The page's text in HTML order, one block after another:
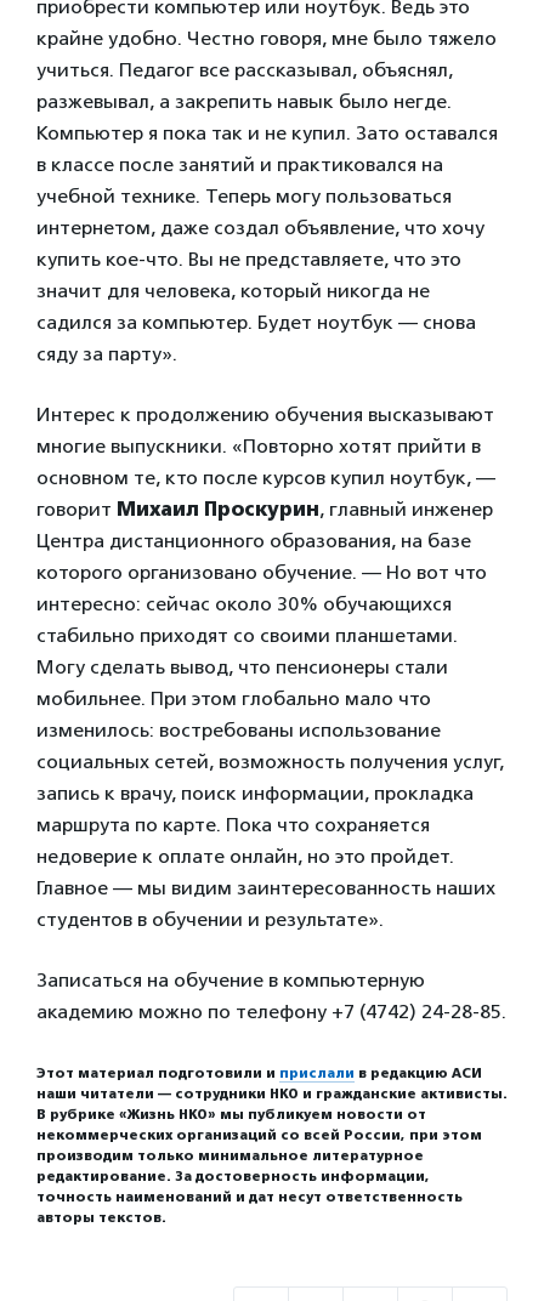
приобрести компьютер или ноутбук. Ведь это
крайне удобно. Честно говоря, мне было тяжело
учиться. Педагог все рассказывал, объяснял,
разжевывал, а закрепить навык было негде.
Компьютер я пока так и не купил. Зато оставался
в классе после занятий и практиковался на
учебной технике. Теперь могу пользоваться
интернетом, даже создал объявление, что хочу
купить кое-что. Вы не представляете, что это
значит для человека, который никогда не
садился за компьютер. Будет ноутбук — снова
сяду за парту».
Интерес к продолжению обучения высказывают
многие выпускники. «Повторно хотят прийти в
основном те, кто после курсов купил ноутбук, —
говорит Михаил Проскурин, главный инженер
Центра дистанционного образования, на базе
которого организовано обучение. — Но вот что
интересно: сейчас около 30% обучающихся
стабильно приходят со своими планшетами.
Могу сделать вывод, что пенсионеры стали
мобильнее. При этом глобально мало что
изменилось: востребованы использование
социальных сетей, возможность получения услуг,
запись к врачу, поиск информации, прокладка
маршрута по карте. Пока что сохраняется
недоверие к оплате онлайн, но это пройдет.
Главное — мы видим заинтересованность наших
студентов в обучении и результате».
Записаться на обучение в компьютерную
академию можно по телефону +7 (4742) 24-28-85.
Этот материал подготовили и прислали в редакцию АСИ
наши читатели — сотрудники НКО и гражданские активисты.
В рубрике «Жизнь НКО» мы публикуем новости от
некоммерческих организаций со всей России, при этом
производим только минимальное литературное
редактирование. За достоверность информации,
точность наименований и дат несут ответственность
авторы текстов.